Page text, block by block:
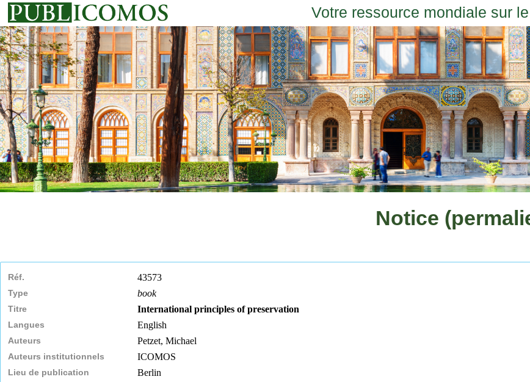
Votre ressource mondiale sur
Notice
Réf. 43573
Type book
Titre International principles of preservation
Langues English
Auteurs Petzet, Michael
Auteurs institutionnels ICOMOS
Lieu de publication Berlin